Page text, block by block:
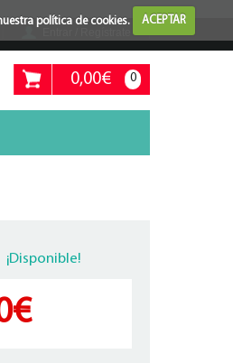
política de cookies. ACEPTAR
0,00€ 0
¡Disponible!